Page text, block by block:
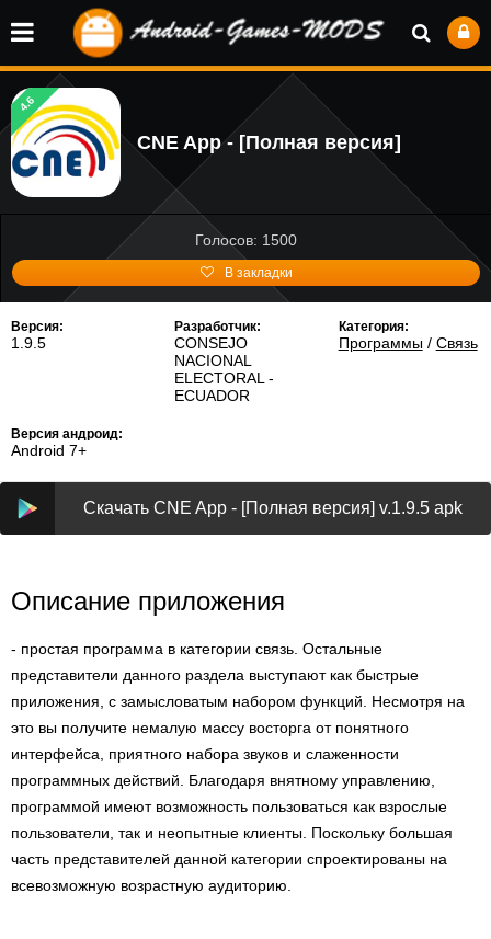
4.6
CNE App - [Полная версия]
Голосов: 1500
В закладки
Версия:
1.9.5
Разработчик:
CONSEJO
NACIONAL
ELECTORAL -
ECUADOR
Категория:
Программы/ Связь
Версия андроид:
Android 7+
Скачать CNE App - [Полная версия] v.1.9.5 apk
Описание приложения
- простая программа в категории связь. Остальные
представители данного раздела выступают как быстрые
приложения, с замысловатым набором функций. Несмотря на
это вы получите немалую массу восторга от понятного
интерфейса, приятного набора звуков и слаженности
программных действий. Благодаря внятному управлению,
программой имеют возможность пользоваться как взрослые
пользователи, так и неопытные клиенты. Поскольку большая
часть представителей данной категории спроектированы на
всевозможную возрастную аудиторию.